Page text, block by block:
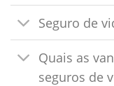
Seguro de
Quais as
seguros de